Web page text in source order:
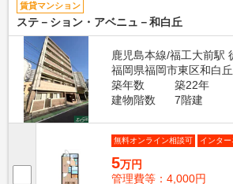
賃貸マンション
ステ－ション・アベニュ－和白丘
鹿児島本線/福工大前駅
福岡県福岡市東区和白
築年数
築22年
建物階数
7階建
無料オンライン相談可 インタ
5万円
管理費等：4,000円